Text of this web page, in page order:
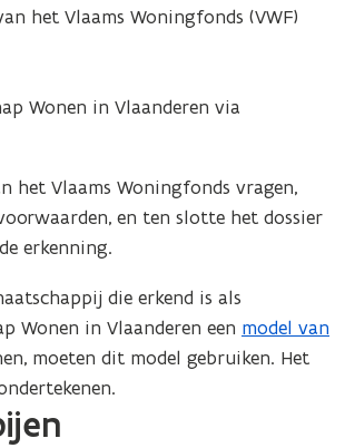
het Vlaams Woningfonds (VWF)
Wonen in Vlaanderen via
het Vlaams Woningfonds vragen,
en ten slotte het dossier
erkenning.
die erkend is als
Wonen in Vlaanderen een model van
(
P
moeten dit model gebruiken. Het